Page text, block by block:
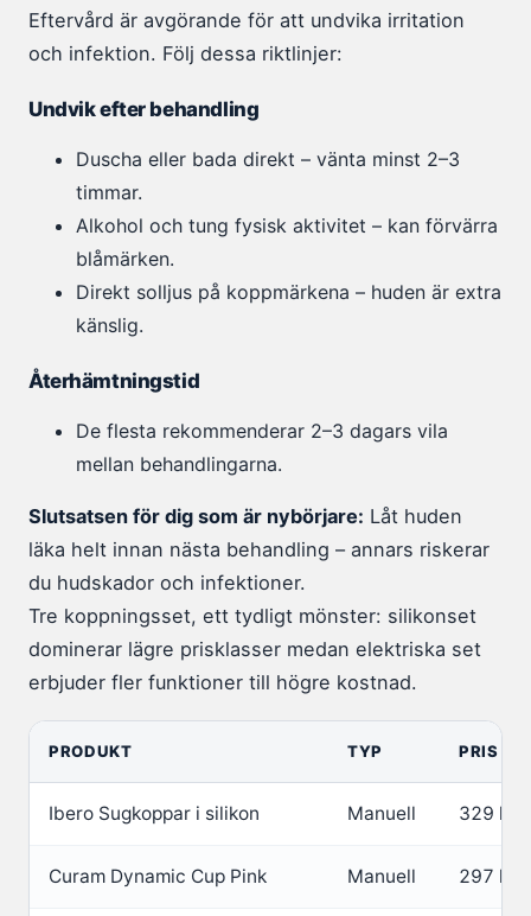
Eftervård är avgörande för att undvika irritation
och infektion. Följ dessa riktlinjer:
Undvik efter behandling
Duscha eller bada direkt – vänta minst 2–3
timmar.
Alkohol och tung fysisk aktivitet – kan förvärra
blåmärken.
Direkt solljus på koppmärkena – huden är extra
känslig.
Återhämtningstid
De flesta rekommenderar 2–3 dagars vila
mellan behandlingarna.
Slutsatsen för dig som är nybörjare: Låt huden
läka helt innan nästa behandling – annars riskerar
du hudskador och infektioner.
Tre koppningsset, ett tydligt mönster: silikonset
dominerar lägre prisklasser medan elektriska set
erbjuder fler funktioner till högre kostnad.
PRODUKT TYP PRIS
Ibero Sugkoppar i silikon Manuell 329 kr
Curam Dynamic Cup Pink Manuell 297 kr